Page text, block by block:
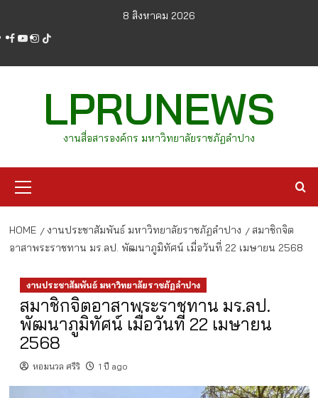
content
8 สิงหาคม 2026
facebook
youtube
instagram
tiktok
LPRUNEWS
งานสื่อสารองค์กร มหาวิทยาลัยราชภัฏลำปาง
Menu
HOME งานประชาสัมพันธ์ มหาวิทยาลัยราชภัฏลำปาง
สมาชิกจิต
อาสาพระราชทาน มร.ลป. พัฒนาภูมิทัศน์ เมื่อวันที่ 22 เมษายน 2568
งานประชาสัมพันธ์ มหาวิทยาลัยราชภัฏลำปาง
สมาชิกจิตอาสาพระราชทาน มร.ลป.
พัฒนาภูมิทัศน์ เมื่อวันที่ 22 เมษายน
2568
หอมนวล ศรีริ 1 ปี ago